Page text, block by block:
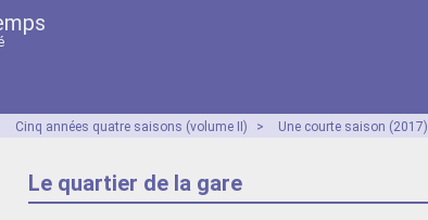
Cinq années quatre saisons (volume II) > Une courte saison (2017)
Le quartier de la gare